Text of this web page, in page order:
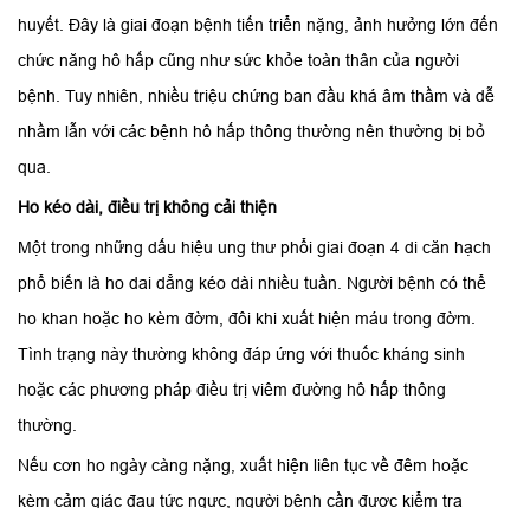
huyết. Đây là giai đoạn bệnh tiến triển nặng, ảnh hưởng lớn đến
chức năng hô hấp cũng như sức khỏe toàn thân của người
bệnh. Tuy nhiên, nhiều triệu chứng ban đầu khá âm thầm và dễ
nhầm lẫn với các bệnh hô hấp thông thường nên thường bị bỏ
qua.
Ho kéo dài, điều trị không cải thiện
Một trong những dấu hiệu ung thư phổi giai đoạn 4 di căn hạch
phổ biến là ho dai dẳng kéo dài nhiều tuần. Người bệnh có thể
ho khan hoặc ho kèm đờm, đôi khi xuất hiện máu trong đờm.
Tình trạng này thường không đáp ứng với thuốc kháng sinh
hoặc các phương pháp điều trị viêm đường hô hấp thông
thường.
Nếu cơn ho ngày càng nặng, xuất hiện liên tục về đêm hoặc
kèm cảm giác đau tức ngực, người bệnh cần được kiểm tra